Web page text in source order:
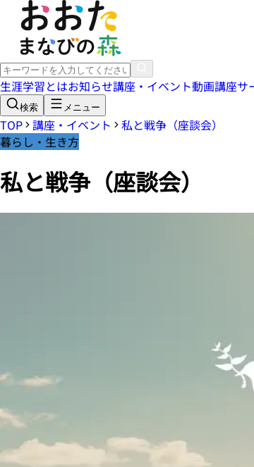
生涯学習とはお知らせ講座・イベント動画講座サ
検索 メニュー
TOP 講座・イベント
私と戦争（座談会）
暮らし・生き方
私と戦争（座談会）